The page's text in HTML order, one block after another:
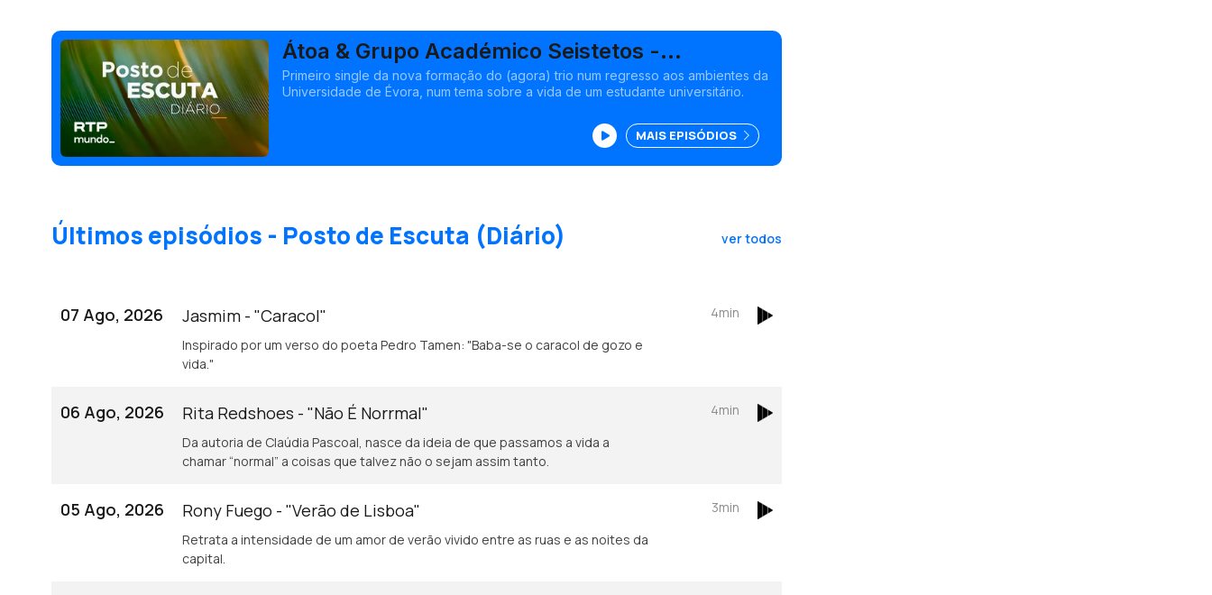
Átoa & Grupo Académico Seistetos -
"Romance de Balcão"
Primeiro single da nova formação do (agora) trio num regresso aos ambientes da
Universidade de Évora, num tema sobre a vida de um estudante universitário.
MAIS EPISÓDIOS
Últimos episódios - Posto de Escuta (Diário) ver todos
07 Ago, 2026 Jasmim - "Caracol"
Inspirado por um verso do poeta Pedro Tamen: "Baba-se o caracol de gozo e
vida."
4min
06 Ago, 2026 Rita Redshoes - "Não É Norrmal"
Da autoria de Claúdia Pascoal, nasce da ideia de que passamos a vida a
chamar “normal” a coisas que talvez não o sejam assim tanto.
4min
05 Ago, 2026 Rony Fuego - "Verão de Lisboa"
Retrata a intensidade de um amor de verão vivido entre as ruas e as noites da
capital.
3min